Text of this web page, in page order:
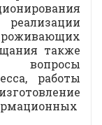
также
вопросы
работы